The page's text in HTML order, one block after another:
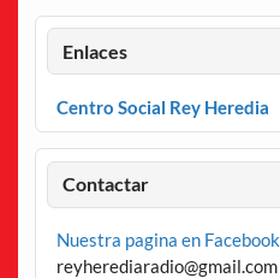
Enlaces
Centro Social Rey Heredia
Contactar
Nuestra pagina en Facebook
reyherediaradio@gmail.com